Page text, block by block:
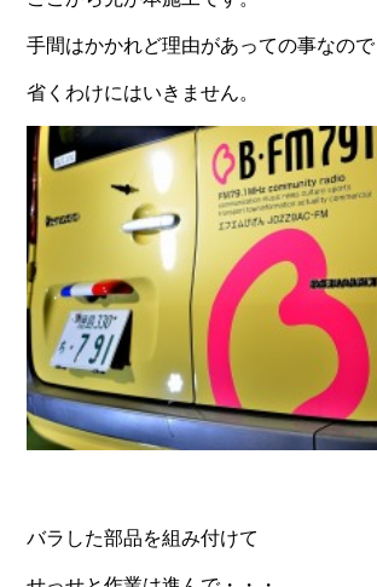
手間はかかれど理由があっての事なので
省くわけにはいきません。
バラした部品を組み付けて